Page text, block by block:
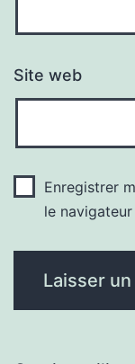
Site web
Enregistrer
le